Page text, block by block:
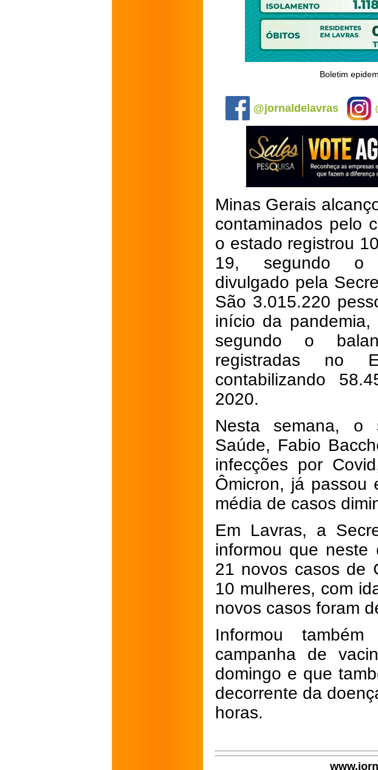
Boletim
@jornaldelavras
Minas Gerais
contaminados pelo
o estado registrou
19, segundo o
divulgado pela
São 3.015.220
início da
segundo o
registradas no
contabilizando
2020.
Nesta semana, o
Saúde, Fabio
infecções por
Ômicron, já
média de casos
Em Lavras, a
informou que neste
21 novos casos de
10 mulheres, com
novos casos foram
Informou
campanha de
domingo e que
decorrente da
horas.